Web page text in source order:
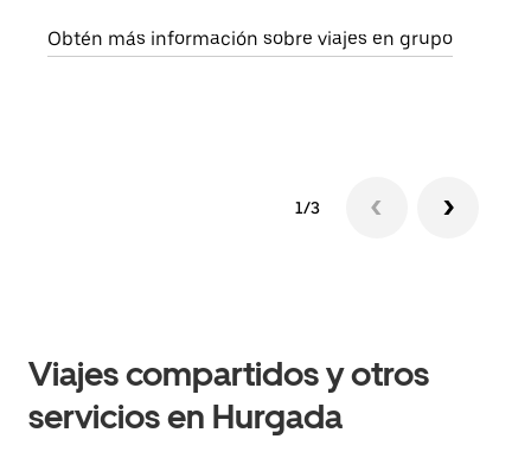
Obtén más información sobre viajes en grupo
1/3
Viajes compartidos y otros
servicios en Hurgada